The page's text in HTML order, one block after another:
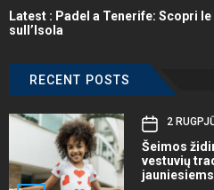
Latest : Padel a Tenerife: Scopri
sull’Isola
RECENT POSTS
2
Šeimos
vestuvių
jauniesiems